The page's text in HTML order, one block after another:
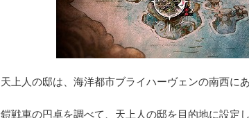
天上人の邸は、海洋都市ブライハーヴェンの南西にあ
鎧戦車の円卓を調べて、天上人の邸を目的地に設定